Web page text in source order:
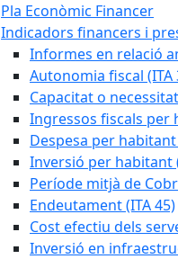
Pla Econòmic Financer
Indicadors financers i
Informes en relació
Autonomia fiscal (ITA
Capacitat o
Ingressos fiscals per
Despesa per habitant
Inversió per habitant
Període mitjà de
Endeutament (ITA 45)
Cost efectiu dels
Inversió en